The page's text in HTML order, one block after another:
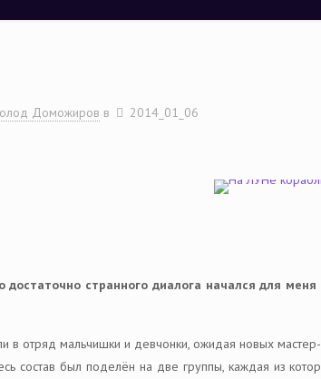
Доможиров в 2014_01_06
достаточно странного диалога начался для
в отряд мальчишки и девчонки, ожидая новых
состав был поделён на две группы, каждая из